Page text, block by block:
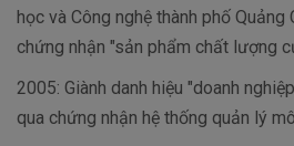
học và Công nghệ thành phố
chứng nhận "sản phẩm chất lượng
2005: Giành danh hiệu "doanh
qua chứng nhận hệ thống quản lý